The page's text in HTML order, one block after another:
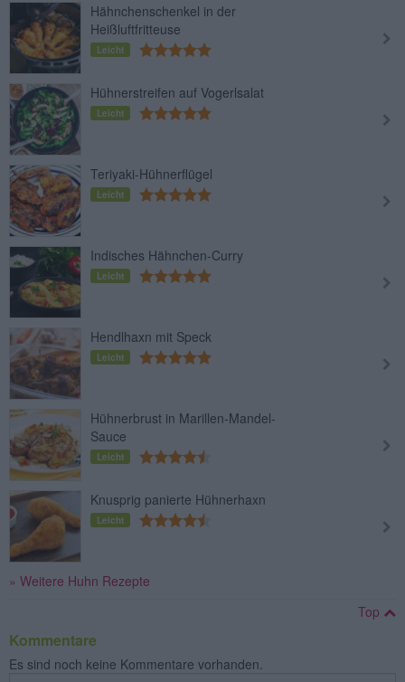
Hähnchenschenkel in der
Heißluftfritteuse
Leicht
Hühnerstreifen auf Vogerlsalat
Leicht
Teriyaki-Hühnerflügel
Leicht
Indisches Hähnchen-Curry
Leicht
Hendlhaxn mit Speck
Leicht
Hühnerbrust in Marillen-Mandel-
Sauce
Leicht
Knusprig panierte Hühnerhaxn
Leicht
» Weitere Huhn Rezepte
Top
Kommentare
Es sind noch keine Kommentare vorhanden.